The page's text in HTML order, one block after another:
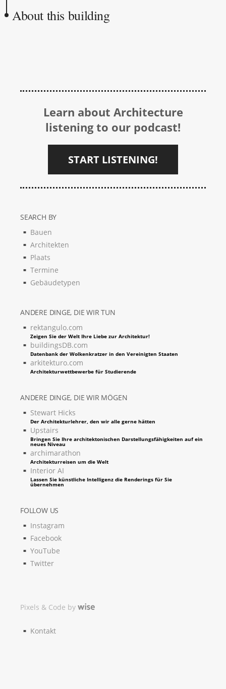
About this building
Learn about Architecture
listening to our podcast!
START LISTENING!
SEARCH BY
Bauen
Architekten
Plaats
Termine
Gebäudetypen
ANDERE DINGE, DIE WIR TUN
rektangulo.com
Zeigen Sie der Welt Ihre Liebe zur Architektur!
buildingsDB.com
Datenbank der Wolkenkratzer in den Vereinigten Staaten
arkitekturo.com
Architekturwettbewerbe für Studierende
ANDERE DINGE, DIE WIR MÖGEN
Stewart Hicks
Der Architekturlehrer, den wir alle gerne hätten
Upstairs
Bringen Sie Ihre architektonischen Darstellungsfähigkeiten auf ein
neues Niveau
archimarathon
Architekturreisen um die Welt
Interior AI
Lassen Sie künstliche Intelligenz die Renderings für Sie
übernehmen
FOLLOW US
Instagram
Facebook
YouTube
Twitter
Pixels & Code by
Kontakt